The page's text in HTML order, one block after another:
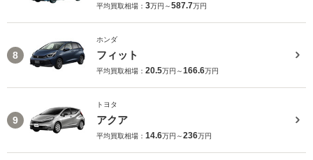
平均買取相場： 3万円～587.7万円
8
ホンダ
フィット
平均買取相場： 20.5万円～166.6万円
9
トヨタ
アクア
平均買取相場： 14.6万円～236万円